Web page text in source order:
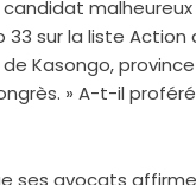
sur la liste Action
Kasongo,
» A-t-il
ses avocats